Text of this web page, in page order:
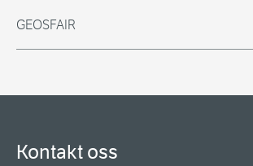
GEOSFAIR
Kontakt oss